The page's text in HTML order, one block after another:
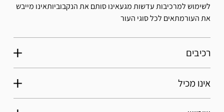
לשימוש למרכיבות עדשות מגעאינו סותם את הנקבוביותאינו מייבש
את העורמתאים לכל סוגי העור
רכיבים
אינו מכיל